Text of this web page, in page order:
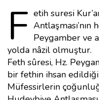
F etih suresi
Antlaşması’nın
Peygamber ve
yolda nâzil olmuştur.
Feth sûresi, Hz.
bir fethin ihsan
Müfessirlerin